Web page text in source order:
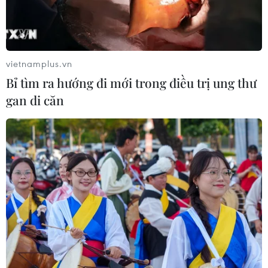
Hãng BMW bắt đầu sản xuất hàng
loạt mẫu xe thuần điện “thế hệ mới”
07/08/2026 01:52
Kho dự trữ khí đốt của EU còn chưa
đầy 60% ngay trước mùa Đông
07/08/2026 01:50
Thanh Hóa công khai danh sách gần
880 đơn vị chậm đóng bảo hiểm
07/08/2026 01:49
vietnamplus.vn
Bỉ tìm ra hướng đi mới trong điều trị ung thư
gan di căn